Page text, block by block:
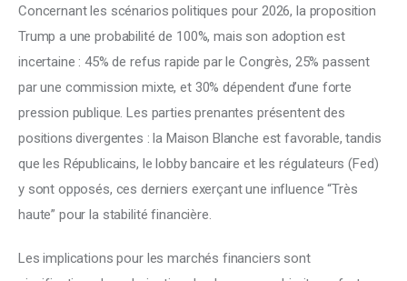
Concernant les scénarios politiques pour 2026, la proposition
Trump a une probabilité de 100%, mais son adoption est
incertaine : 45% de refus rapide par le Congrès, 25% passent
par une commission mixte, et 30% dépendent d’une forte
pression publique. Les parties prenantes présentent des
positions divergentes : la Maison Blanche est favorable, tandis
que les Républicains, le lobby bancaire et les régulateurs (Fed)
y sont opposés, ces derniers exerçant une influence “Très
haute” pour la stabilité financière.
Les implications pour les marchés financiers sont